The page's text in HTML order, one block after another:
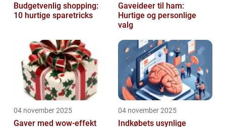
Budgetvenlig shopping:
10 hurtige sparetricks
Gaveideer til ham:
Hurtige og personlige
valg
04 november 2025
Gaver med wow-effekt
04 november 2025
Indkøbets usynlige